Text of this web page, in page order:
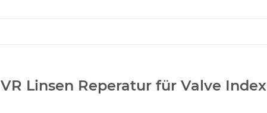
VR Linsen Reperatur für Valve Index